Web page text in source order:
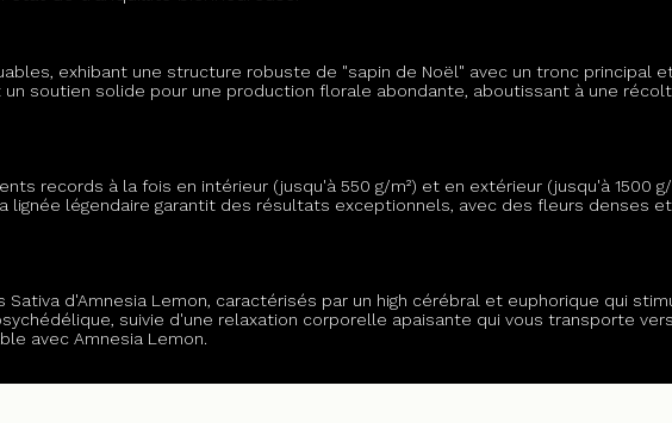
exhibant une structure robuste de "sapin de Noël" avec un tronc principal
soutien solide pour une production florale abondante, aboutissant à une
records à la fois en intérieur (jusqu'à 550 g/m²) et en extérieur (jusqu'à 1500
lignée légendaire garantit des résultats exceptionnels, avec des fleurs denses
d'Amnesia Lemon, caractérisés par un high cérébral et euphorique qui
suivie d'une relaxation corporelle apaisante qui vous transporte
avec Amnesia Lemon.